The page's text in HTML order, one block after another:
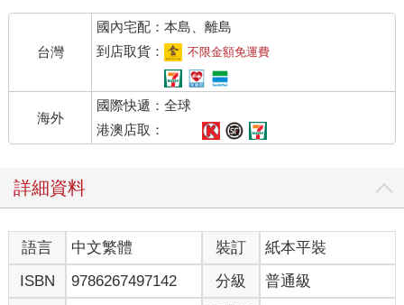
觀想：「佛菩薩降臨。法船來接引亡靈。」
持咒：「超度咒語及本尊咒語。」
進入「冥想三昧地。」
讓亡者坐上蓮花，往生佛國淨土。
讓亡者坐上大法船，往生佛國淨土。
我還要告訴大家，我每天都修「千艘法船的超度法」，已經連續
很多年，我超度的不只是人，只要是「生靈」我全度化之。
大的如：恐龍、鯨魚。
無所不度。
我講的是真實語，不敢妄語，絕無虛假。
每當超度法會一結束，會有很多人站起來做見證。
台灣
國內宅配：本島、離島
到店取貨：
不限金額免運費
海外
國際快遞：全球
港澳店取：
詳細資料
語言 中文繁體 裝訂
紙本平裝
ISBN
9786267497142 分級 普通級